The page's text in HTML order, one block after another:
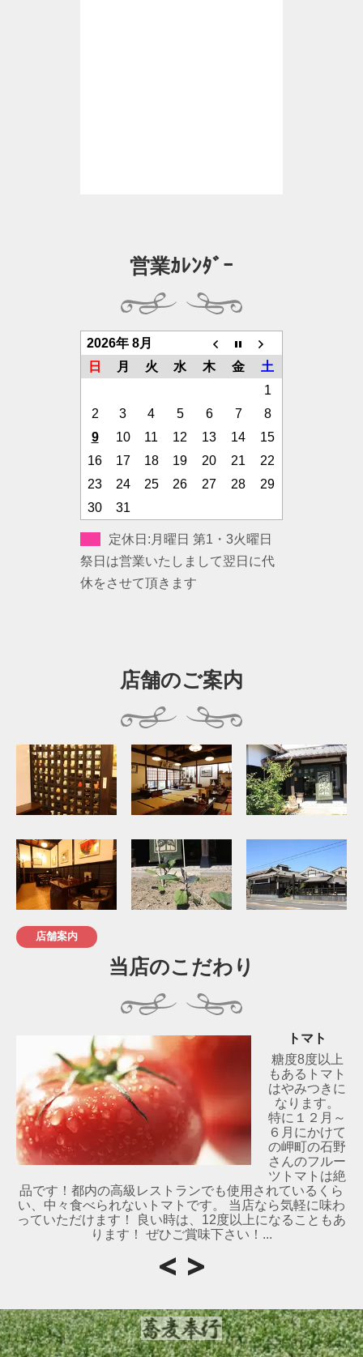
営業ｶﾚﾝﾀﾞｰ
2026年 8月
日
月 火 水 木 金
土
1
2
3 4 5 6 7
8
9
10 11 12 13 14
15
16
17 18 19 20 21
22
23
24 25 26 27 28
29
30
31
定休日:月曜日 第1・3火曜日
祭日は営業いたしまして翌日に代
休をさせて頂きます
店舗のご案内
店舗案内
当店のこだわり
トマト
糖度8度以上
もあるトマト
はやみつきに
なります。
特に１２月～
６月にかけて
の岬町の石野
さんのフルー
ツトマトは絶
品です！都内の高級レストランでも使用されているくら
い、中々食べられないトマトです。 当店なら気軽に味わ
っていただけます！ 良い時は、12度以上になることもあ
ります！ ぜひご賞味下さい！...